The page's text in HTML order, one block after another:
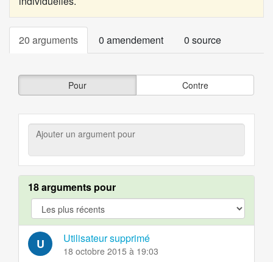
20 arguments 0 amendement 0 source
Pour Contre
Ajouter
argument
pour
18 arguments pour
argument.filter.yes
U Utilisateur supprimé
18 octobre 2015 à 19:03